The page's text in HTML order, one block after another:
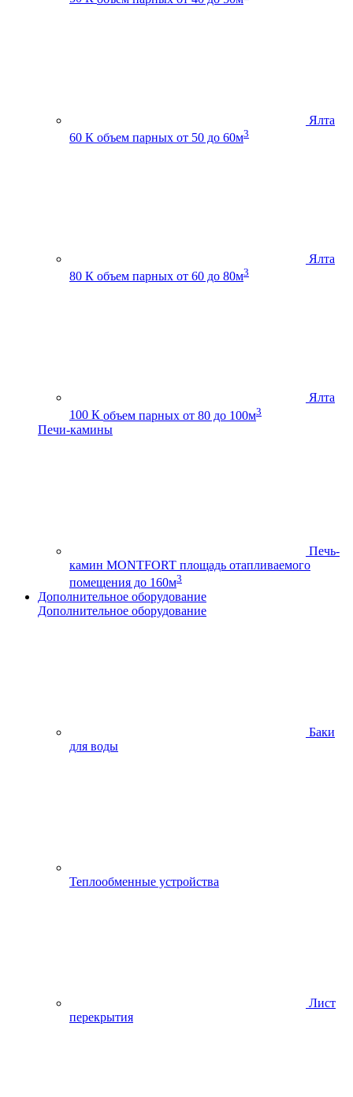
Ялта
60 К объем парных от 50 до 60м3
Ялта
80 К объем парных от 60 до 80м3
Ялта
100 К объем парных от 80 до 100м3
Печи-камины
Печь-
камин MONTFORT площадь отапливаемого
помещения до 160м3
Дополнительное оборудование
Дополнительное оборудование
Баки
для воды
Теплообменные устройства
Лист
перекрытия